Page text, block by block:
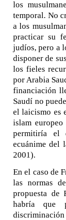
los
temporal. No
a los
practicar su
judíos, pero a
disponer de
los fieles
por Arabia
financiación
Saudí no
el laicismo es
islam europeo
permitiría el
ecuánime del
2001).
En el caso de
las normas
propuesta de
habría que